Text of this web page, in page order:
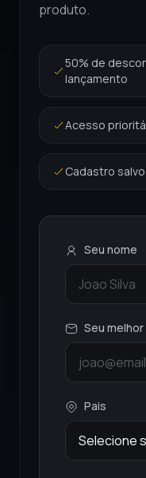
produto.
50% de
lançamento
Acesso
Cadastro
Seu nome
Seu
Pais